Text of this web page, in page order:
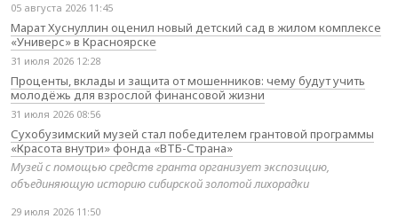
05 августа 2026 11:45
Марат Хуснуллин оценил новый детский сад в жилом комплексе
«Универс» в Красноярске
31 июля 2026 12:28
Проценты, вклады и защита от мошенников: чему будут учить
молодёжь для взрослой финансовой жизни
31 июля 2026 08:56
Сухобузимский музей стал победителем грантовой программы
«Красота внутри» фонда «ВТБ-Страна»
Музей с помощью средств гранта организует экспозицию,
объединяющую историю сибирской золотой лихорадки
29 июля 2026 11:50